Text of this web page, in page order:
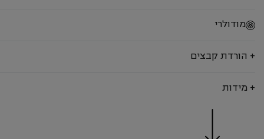
מודולרי
+ הורדת קבצים
+ מידות